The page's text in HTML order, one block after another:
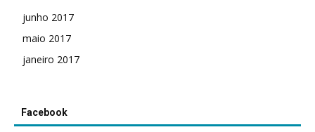
junho 2017
maio 2017
janeiro 2017
Facebook